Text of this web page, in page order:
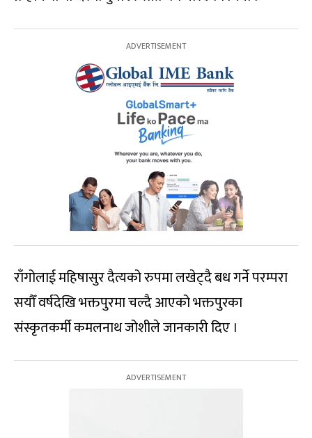
राँगोलाई महिषासुर दैत्यको रुपमा लखेट्दै बध गर्ने परम्परा
सयौँ वर्षदेखि भक्तपुरमा चल्दै आएको भक्तपुरका
संस्कृतकर्मी कमलनाथ जोशीले जानकारी दिए ।